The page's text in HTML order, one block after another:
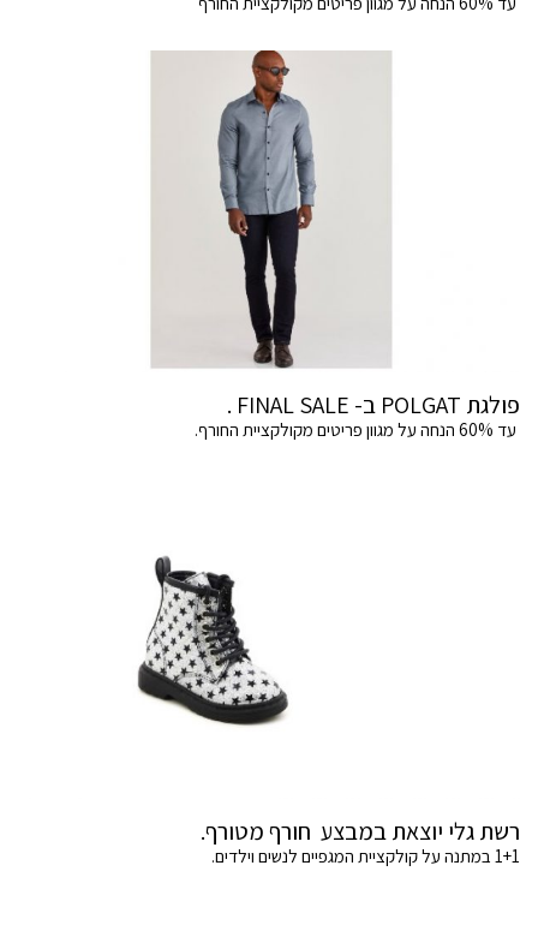
פולגת POLGAT ב- FINAL SALE .
עד 60% הנחה על מגוון פריטים מקולקציית החורף.
רשת גלי יוצאת במבצע חורף מטורף.
1+1 במתנה על קולקציית המגפיים לנשים וילדים.